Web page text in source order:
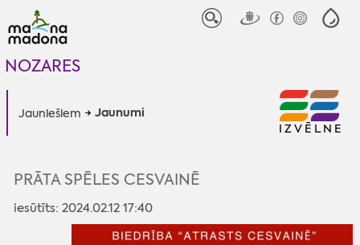
NOZARES
Jauniešiem Jaunumi
IZVĒLNE
PRĀTA SPĒLES CESVAINĒ
iesūtīts: 2024.02.12 17:40